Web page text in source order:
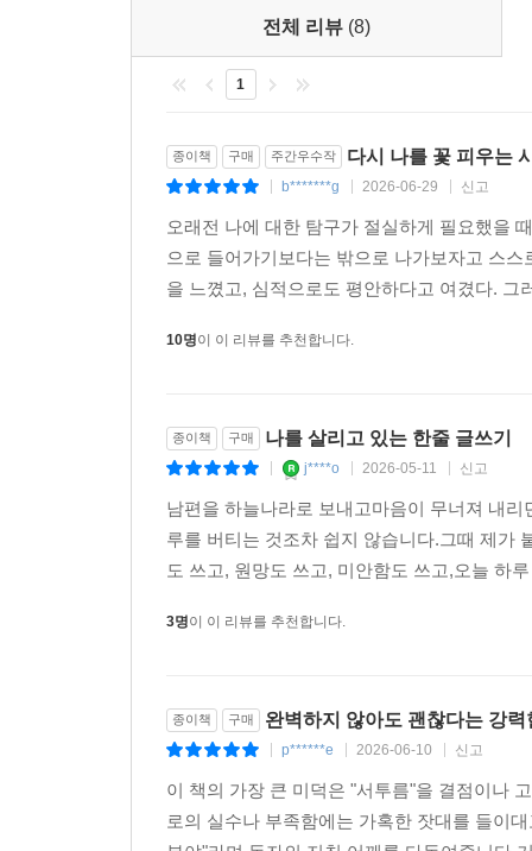
전체 리뷰 (8)
1
종이책 구매 주간우수작 다시 나를 꽃 피우는
b*******g 2026-06-29 신고
오래전 나에 대한 탐구가 절실하게 필요했을
으로 들어가기보다는 밖으로 나가보자고 스
을 느꼈고, 심적으로도 평안하다고 여겼다.
10명이 이 리뷰를 추천합니다.
종이책 구매 나를 살리고 있는 한줄 글쓰기
j****o 2026-05-11 신고
남편을 하늘나라로 보내고마음이 무너져 내
루를 버티는 것조차 쉽지 않습니다.그때 제가
도 쓰고, 원망도 쓰고, 미안함도 쓰고,오늘 하
3명이 이 리뷰를 추천합니다.
종이책 구매 완벽하지 않아도 괜찮다는 강력
p******e 2026-06-10 신고
이 책의 가장 큰 미덕은 "서투름"을 결점이나
로의 실수나 부족함에는 가혹한 잣대를 들이